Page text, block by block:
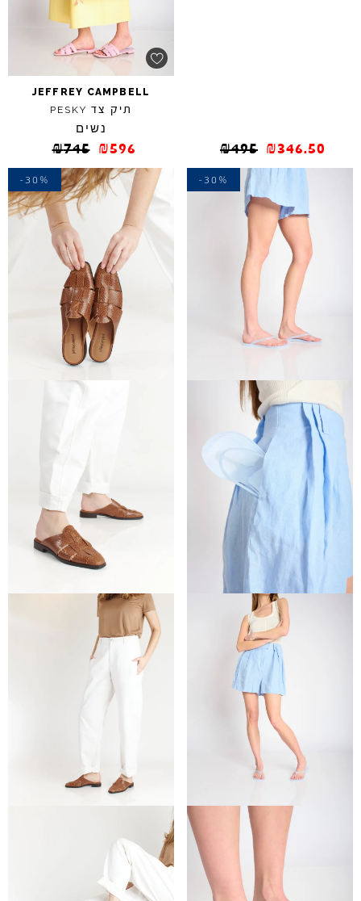
₪495 ₪346.50
JEFFREY CAMPBELL
תיק צד PESKY
נשים
₪745 ₪596
-30%
-30%